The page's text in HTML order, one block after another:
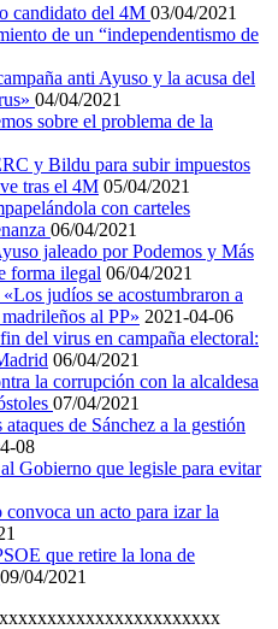
candidato del 4M 03/04/2021
de un “independentismo de
anti Ayuso y la acusa del
04/04/2021
sobre el problema de la
y Bildu para subir impuestos
tras el 4M 05/04/2021
con carteles
06/04/2021
jaleado por Podemos y Más
forma ilegal 06/04/2021
judíos se acostumbraron a
al PP» 2021-04-06
del virus en campaña electoral:
06/04/2021
la corrupción con la alcaldesa
07/04/2021
de Sánchez a la gestión
08
Gobierno que legisle para evitar
un acto para izar la
que retire la lona de
09/04/2021